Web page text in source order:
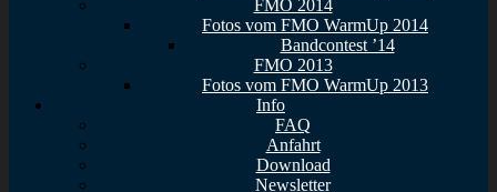
FMO 2014
Fotos vom FMO WarmUp 2014
Bandcontest ’14
FMO 2013
Fotos vom FMO WarmUp 2013
Info
FAQ
Anfahrt
Download
Newsletter